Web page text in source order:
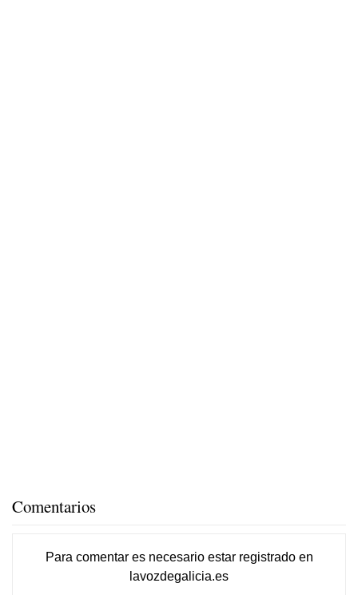
Comentarios
Para comentar es necesario estar registradoen
lavozdegalicia.es